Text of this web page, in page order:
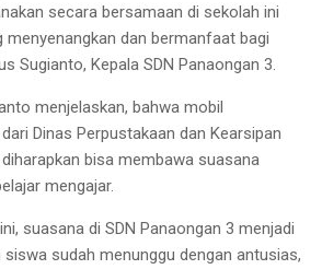
secara bersamaan di sekolah ini
menyenangkan dan bermanfaat bagi
Sugianto, Kepala SDN Panaongan 3.
menjelaskan, bahwa mobil
Dinas Perpustakaan dan Kearsipan
bisa membawa suasana
mengajar.
suasana di SDN Panaongan 3 menjadi
sudah menunggu dengan antusias,